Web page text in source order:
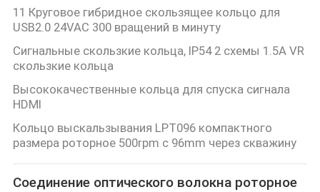
PRIVACY
POLICY
11 Круговое гибридное скользящее кольцо для
USB2.0 24VAC 300 вращений в минуту
Сигнальные скользкие кольца, IP54 2 схемы 1.5A VR
скользкие кольца
Высококачественные кольца для спуска сигнала
HDMI
Кольцо выскальзывания LPT096 компактного
размера роторное 500rpm с 96mm через скважину
Соединение оптического волокна роторное